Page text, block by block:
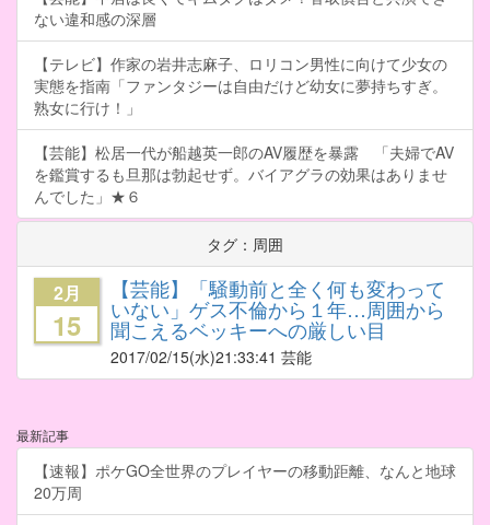
ない違和感の深層
【テレビ】作家の岩井志麻子、ロリコン男性に向けて少女の
実態を指南「ファンタジーは自由だけど幼女に夢持ちすぎ。
熟女に行け！」
【芸能】松居一代が船越英一郎のAV履歴を暴露 「夫婦でAV
を鑑賞するも旦那は勃起せず。バイアグラの効果はありませ
んでした」★６
タグ：周囲
2月
15
【芸能】「騒動前と全く何も変わって
いない」ゲス不倫から１年…周囲から
聞こえるベッキーへの厳しい目
2017/02/15(水)21:33:41 芸能
最新記事
【速報】ポケGO全世界のプレイヤーの移動距離、なんと地球
20万周